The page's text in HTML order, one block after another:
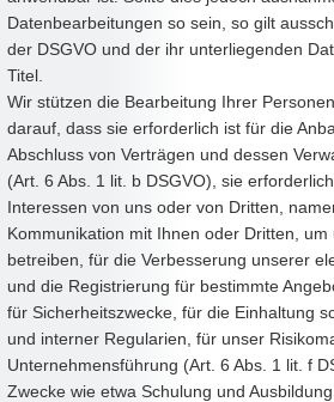
Datenbearbeitungen so sein, so gilt
der DSGVO und der ihr unterliegenden
Titel.
Wir stützen die Bearbeitung Ihrer
darauf, dass sie erforderlich ist für die
Abschluss von Verträgen und dessen
(Art. 6 Abs. 1 lit. b DSGVO), sie
Interessen von uns oder von Dritten,
Kommunikation mit Ihnen oder Dritten, um
betreiben, für die Verbesserung unserer
und die Registrierung für bestimmte
für Sicherheitszwecke, für die Einhaltung
und interner Regularien, für unser
Unternehmensführung (Art. 6 Abs. 1 lit. f
Zwecke wie etwa Schulung und